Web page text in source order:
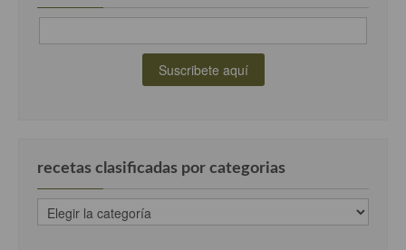
recetas clasificadas por categorias
recetas
clasificadas